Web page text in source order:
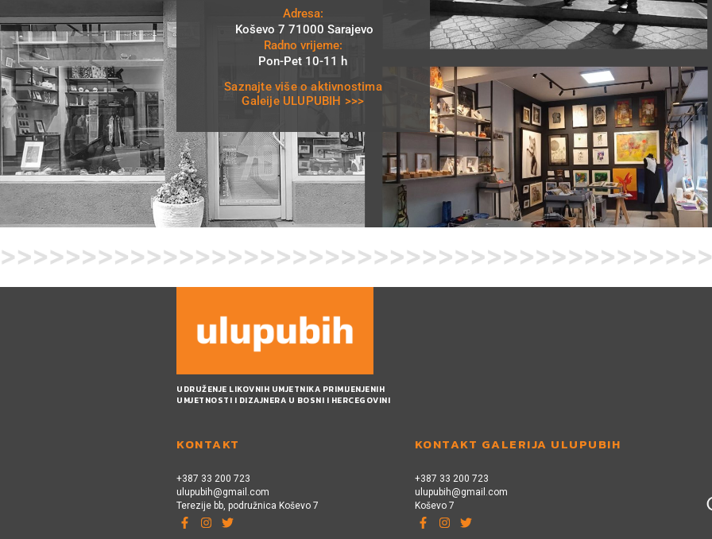
Adresa:
Koševo 7 71000 Sarajevo
Radno vrijeme:
Pon-Pet 10-11 h
Saznajte više o aktivnostima
Galeije ULUPUBIH >>>
UDRUŽENJE LIKOVNIH UMJETNIKA PRIMIJENJENIH
UMJETNOSTI I DIZAJNERA U BOSNI I HERCEGOVINI
KONTAKT
+387 33 200 723
ulupubih@gmail.com
Terezije bb, podružnica Koševo 7
KONTAKT GALERIJA ULUPUBIH
+387 33 200 723
ulupubih@gmail.com
Koševo 7